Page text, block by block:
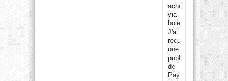
acheter
via
boleto,
J'ai
reçu
une
publicité
de
PayPal